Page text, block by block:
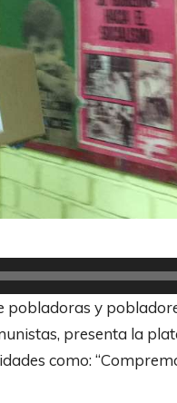
y
presenta la
como: